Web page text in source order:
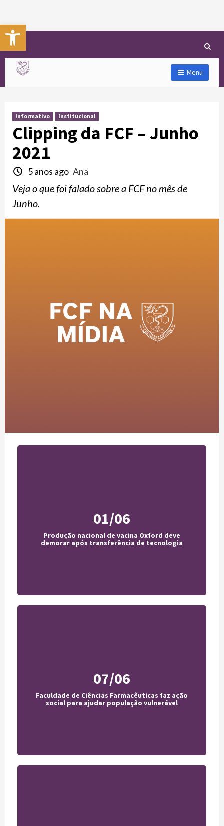
Abrir a barra de ferramentas
Menu
Informativo Institucional
Clipping da FCF – Junho
2021
5 anos ago Ana
Veja o que foi falado sobre a FCF no mês de
Junho.
01/06
Produção nacional de vacina Oxford deve
demorar após transferência de tecnologia
CNN Brasil
Acesse
07/06
Faculdade de Ciências Farmacêuticas faz ação
social para ajudar população vulnerável
Jornal da USP
Acesse